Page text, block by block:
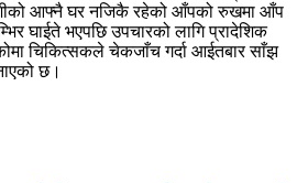
आफ्नै घर नजिकै रहेको आँपको रुखमा आँप
घाईते भएपछि उपचारको लागि प्रादेशिक
चिकित्सकले चेकजाँच गर्दा आईतबार साँझ
छ।